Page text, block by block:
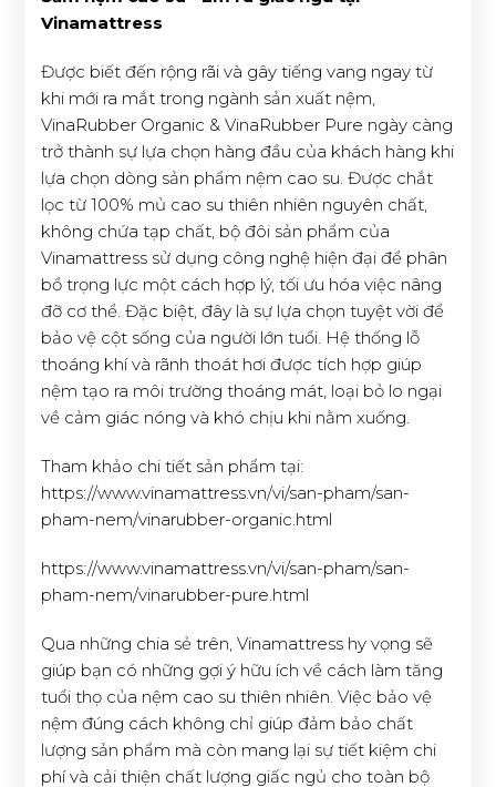
Vinamattress
Được biết đến rộng rãi và gây tiếng vang ngay từ
khi mới ra mắt trong ngành sản xuất nệm,
VinaRubber Organic & VinaRubber Pure ngày càng
trở thành sự lựa chọn hàng đầu của khách hàng khi
lựa chọn dòng sản phẩm nệm cao su. Được chắt
lọc từ 100% mủ cao su thiên nhiên nguyên chất,
không chứa tạp chất, bộ đôi sản phẩm của
Vinamattress sử dụng công nghệ hiện đại để phân
bổ trọng lực một cách hợp lý, tối ưu hóa việc nâng
đỡ cơ thể. Đặc biệt, đây là sự lựa chọn tuyệt vời để
bảo vệ cột sống của người lớn tuổi. Hệ thống lỗ
thoáng khí và rãnh thoát hơi được tích hợp giúp
nệm tạo ra môi trường thoáng mát, loại bỏ lo ngại
về cảm giác nóng và khó chịu khi nằm xuống.
Tham khảo chi tiết sản phẩm tại:
https://www.vinamattress.vn/vi/san-pham/san-
pham-nem/vinarubber-organic.html
https://www.vinamattress.vn/vi/san-pham/san-
pham-nem/vinarubber-pure.html
Qua những chia sẻ trên, Vinamattress hy vọng sẽ
giúp bạn có những gợi ý hữu ích về cách làm tăng
tuổi thọ của nệm cao su thiên nhiên. Việc bảo vệ
nệm đúng cách không chỉ giúp đảm bảo chất
lượng sản phẩm mà còn mang lại sự tiết kiệm chi
phí và cải thiện chất lượng giấc ngủ cho toàn bộ